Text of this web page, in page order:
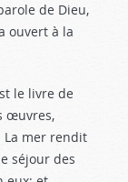
de Dieu,
ouvert à la
le livre de
œuvres,
La mer rendit
séjour des